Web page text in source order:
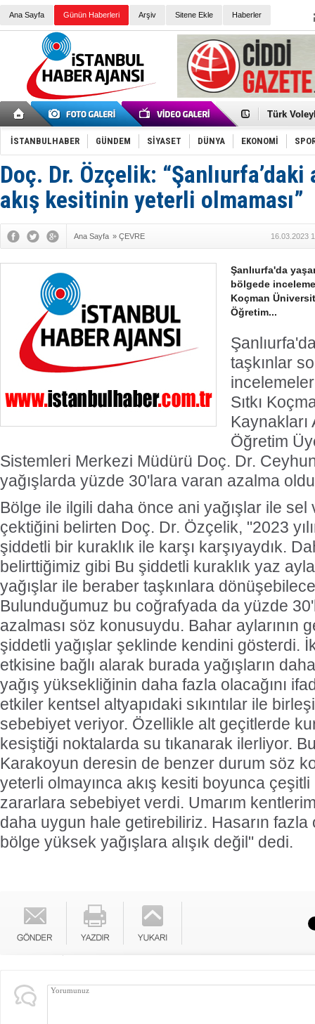
Ana Sayfa Günün Haberleri Arşiv Sitene Ekle Haberler
Elena
Türk
Töreninde
İkinci El
Guguk
Sneaker
Erkek
Tommy
Ceza
Kayyum
Erdoğan:
İtalyan
İSTANBULHABER GÜNDEM SİYASET DÜNYA EKONOMİ
Doç. Dr. Özçelik:
akış kesitinin yeterli olmaması”
Ana Sayfa » ÇEVRE 16.03.2023
Şanlıurfa'da
bölgede
Koçman
Öğretim...
taşkınlar
Sıtkı
Kaynakları
Öğretim
Sistemleri Merkezi Müdürü Doç. Dr.
yağışlarda yüzde 30'lara varan azalma
Bölge ile ilgili daha önce ani yağışlar ile sel
çektiğini belirten Doç. Dr. Özçelik, "2023
şiddetli bir kuraklık ile karşı karşıyaydık.
belirttiğimiz gibi Bu şiddetli kuraklık yaz
yağışlar ile beraber taşkınlara
Bulunduğumuz bu coğrafyada da yüzde
azalması söz konusuydu. Bahar aylarının
şiddetli yağışlar şeklinde kendini gösterdi.
etkisine bağlı alarak burada yağışların
yağış yüksekliğinin daha fazla olacağını
etkiler kentsel altyapıdaki sıkıntılar ile
sebebiyet veriyor. Özellikle alt geçitlerde
kesiştiği noktalarda su tıkanarak ilerliyor.
Karakoyun deresin de benzer durum söz
yeterli olmayınca akış kesiti boyunca
zararlara sebebiyet verdi. Umarım
daha uygun hale getirebiliriz. Hasarın fazla
bölge yüksek yağışlara alışık değil" dedi.